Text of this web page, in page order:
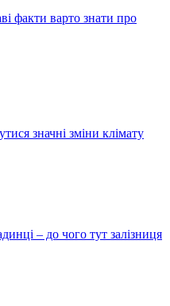
факти варто знати про
значні зміни клімату
– до чого тут залізниця